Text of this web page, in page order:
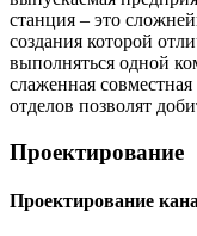
станция – это
создания которой
выполняться одной
слаженная
отделов позволят
Проектирование
Проектирование